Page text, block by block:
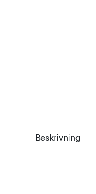
Beskrivning